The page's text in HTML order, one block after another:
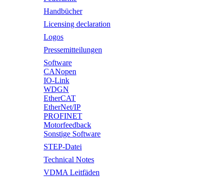
Handbücher
Licensing declaration
Logos
Pressemitteilungen
Software
CANopen
IO-Link
WDGN
EtherCAT
EtherNet/IP
PROFINET
Motorfeedback
Sonstige Software
STEP-Datei
Technical Notes
VDMA Leitfäden